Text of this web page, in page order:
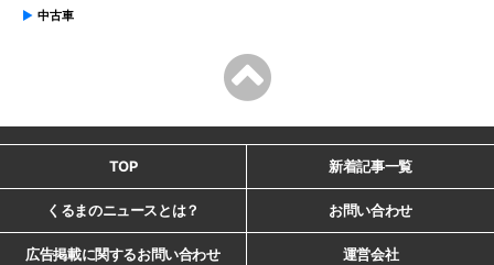
中古車
TOP 新着記事一覧
くるまのニュースとは？ お問い合わせ
広告掲載に関するお問い合わせ 運営会社